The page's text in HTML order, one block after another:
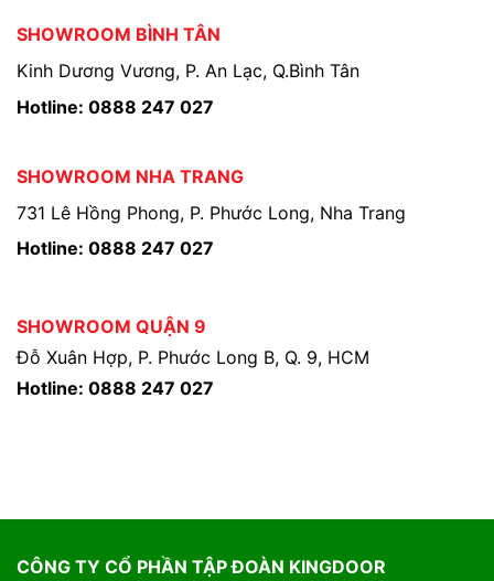
SHOWROOM BÌNH TÂN
Kinh Dương Vương, P. An Lạc, Q.Bình Tân
Hotline: 0888 247 027
SHOWROOM NHA TRANG
731 Lê Hồng Phong, P. Phước Long, Nha Trang
Hotline: 0888 247 027
SHOWROOM QUẬN 9
Đỗ Xuân Hợp, P. Phước Long B, Q. 9, HCM
Hotline: 0888 247 027
CÔNG TY CỔ PHẦN TẬP ĐOÀN KINGDOOR